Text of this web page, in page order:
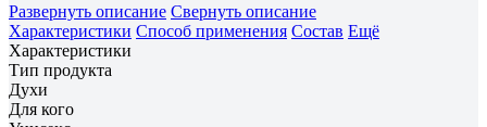
Развернуть описание Свернуть описание
Характеристики Способ применения Состав Ещё
Характеристики
Тип продукта
Духи
Для кого